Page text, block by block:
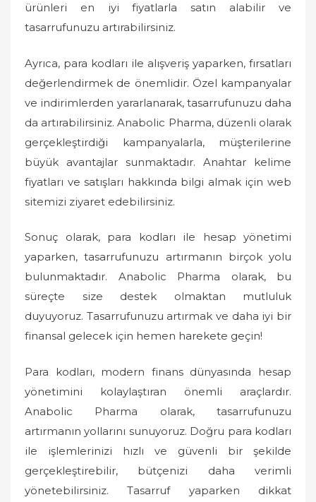
ürünleri en iyi fiyatlarla satın alabilir ve
tasarrufunuzu artırabilirsiniz.
Ayrıca, para kodları ile alışveriş yaparken, fırsatları
değerlendirmek de önemlidir. Özel kampanyalar
ve indirimlerden yararlanarak, tasarrufunuzu daha
da artırabilirsiniz. Anabolic Pharma, düzenli olarak
gerçekleştirdiği kampanyalarla, müşterilerine
büyük avantajlar sunmaktadır. Anahtar kelime
fiyatları ve satışları hakkında bilgi almak için web
sitemizi ziyaret edebilirsiniz.
Sonuç olarak, para kodları ile hesap yönetimi
yaparken, tasarrufunuzu artırmanın birçok yolu
bulunmaktadır. Anabolic Pharma olarak, bu
süreçte size destek olmaktan mutluluk
duyuyoruz. Tasarrufunuzu artırmak ve daha iyi bir
finansal gelecek için hemen harekete geçin!
Para kodları, modern finans dünyasında hesap
yönetimini kolaylaştıran önemli araçlardır.
Anabolic Pharma olarak, tasarrufunuzu
artırmanın yollarını sunuyoruz. Doğru para kodları
ile işlemlerinizi hızlı ve güvenli bir şekilde
gerçekleştirebilir, bütçenizi daha verimli
yönetebilirsiniz. Tasarruf yaparken dikkat